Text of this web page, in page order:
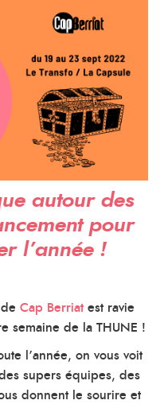
autour des
pour
l’année !
Cap Berriatest ravie
semaine de la THUNE !
l’année, on vous voit
supers équipes, des
donnent le sourire et